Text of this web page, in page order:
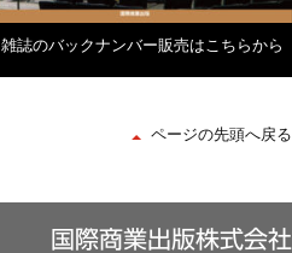
雑誌のバックナンバー販売はこちらから
ページの先頭へ戻る